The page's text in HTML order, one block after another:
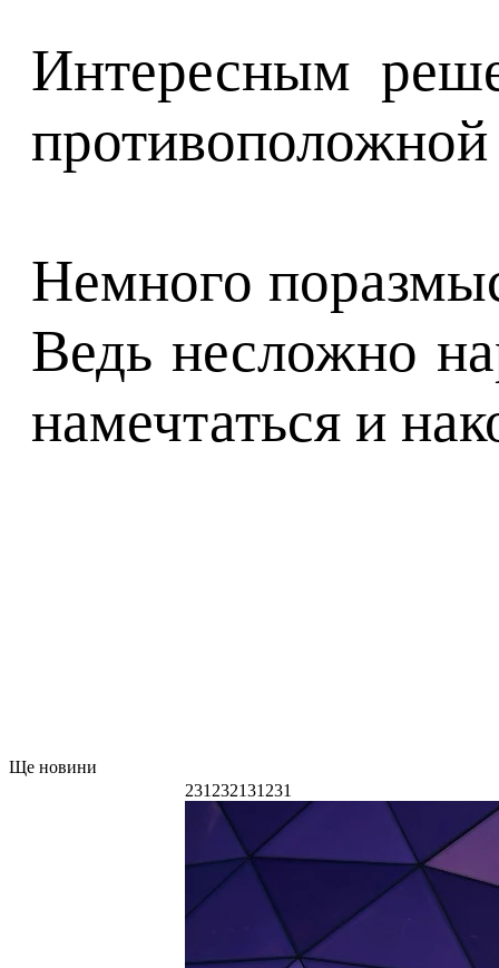
Интересным
противоположной
Немного
Ведь несложно
намечтаться и
Ще новини
231232131231